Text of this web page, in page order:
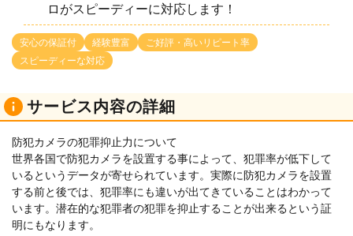
ロがスピーディーに対応します！
安心の保証付 経験豊富
ご好評・高いリピート率
スピーディーな対応
サービス内容の詳細
防犯カメラの犯罪抑止力について
世界各国で防犯カメラを設置する事によって、犯罪率が低下して
いるというデータが寄せられています。実際に防犯カメラを設置
する前と後では、犯罪率にも違いが出てきていることはわかって
います。潜在的な犯罪者の犯罪を抑止することが出来るという証
明にもなります。